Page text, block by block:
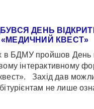
ДЕНЬ
«МЕДИЧНИЙ КВЕСТ»
в БДМУ пройшов День
інтерактивному
Захід дав
не лише